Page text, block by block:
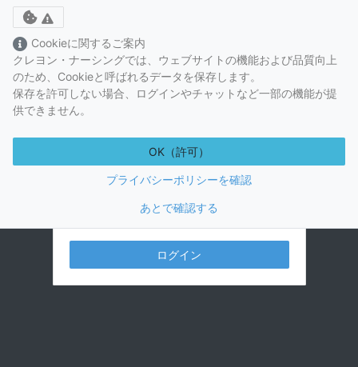
Toggle cookie consent banner
Cookieに関するご案内
クレヨン・ナーシングでは、ウェブサイトの機能および品質向上
のため、Cookieと呼ばれるデータを保存します。
保存を許可しない場合、ログインやチャットなど一部の機能が提
供できません。
OK（許可）
プライバシーポリシーを確認
あとで確認する
ログイン